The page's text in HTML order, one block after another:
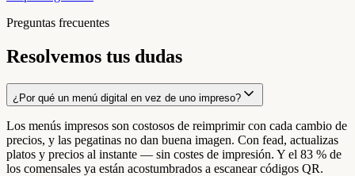
Preguntas frecuentes
Resolvemos tus dudas
¿Por qué un menú digital en vez de uno impreso?
Los menús impresos son costosos de reimprimir con cada cambio de
precios, y las pegatinas no dan buena imagen. Con fead, actualizas
platos y precios al instante — sin costes de impresión. Y el 83 % de
los comensales ya están acostumbrados a escanear códigos QR.